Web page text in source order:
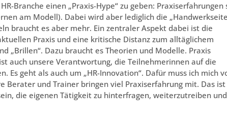
Branche einen „Praxis-Hype“ zu geben: Praxiserfahrungen
am Modell). Dabei wird aber lediglich die
braucht es aber mehr. Ein zentraler Aspekt dabei ist die
Praxis und eine kritische Distanz zum alltäglichem
„Brillen“. Dazu braucht es Theorien und Modelle. Praxis
auch unsere Verantwortung, die Teilnehmerinnen auf die
Es geht als auch um „HR-Innovation“. Dafür muss ich mich
Berater und Trainer bringen viel Praxiserfahrung mit. Das ist
die eigenen Tätigkeit zu hinterfragen, weiterzutreiben und